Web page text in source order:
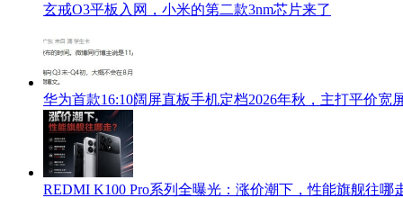
玄戒O3平板入网，小米的第二款3nm芯片来了
华为首款16:10阔屏直板手机定档2026年秋，主打平价宽
REDMI K100 Pro系列全曝光：涨价潮下，性能旗舰往哪